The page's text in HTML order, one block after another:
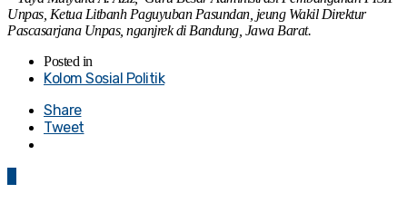
Unpas, Ketua Litbanh Paguyuban Pasundan, jeung Wakil Direktur
Pascasarjana Unpas, nganjrek di Bandung, Jawa Barat.
Posted in
Kolom Sosial Politik
Share
Tweet